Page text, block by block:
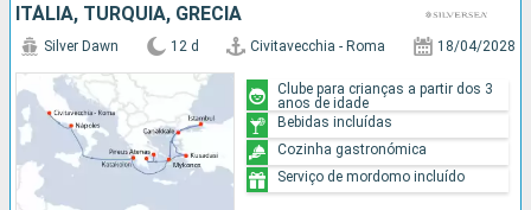
ITÁLIA, TURQUIA, GRÉCIA
Silver Dawn 12 d Civitavecchia - Roma 18/04/2028
Clube para crianças a partir dos 3
anos de idade
Bebidas incluídas
Cozinha gastronómica
Serviço de mordomo incluído